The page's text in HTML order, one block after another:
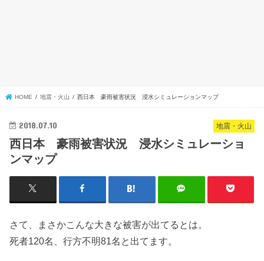
HOME 地震・火山 西日本 豪雨被害状況 浸水シミュレーションマップ
地震・火山
2018.07.10
西日本 豪雨被害状況 浸水シミュレーショ
ンマップ
さて、まさかこんな大きな被害が出てるとは。
死者120名、行方不明81名と出てます。